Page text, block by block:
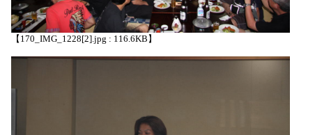
【170_IMG_1228[2].jpg : 116.6KB】